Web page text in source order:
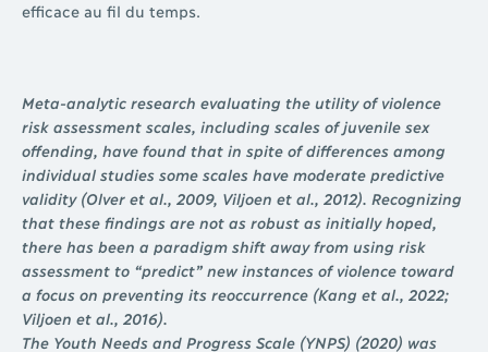
efficace au fil du temps.
Meta-analytic research evaluating the utility of violence
risk assessment scales, including scales of juvenile sex
offending, have found that in spite of differences among
individual studies some scales have moderate predictive
validity (Olver et al., 2009, Viljoen et al., 2012). Recognizing
that these findings are not as robust as initially hoped,
there has been a paradigm shift away from using risk
assessment to “predict” new instances of violence toward
a focus on preventing its reoccurrence (Kang et al., 2022;
Viljoen et al., 2016).
The Youth Needs and Progress Scale (YNPS) (2020) was